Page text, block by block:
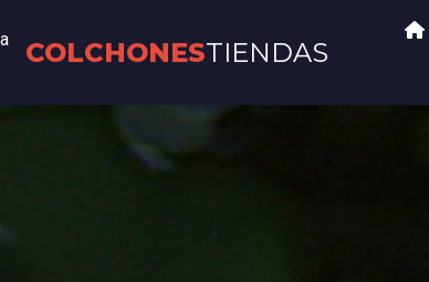
COLCHONESTIENDAS